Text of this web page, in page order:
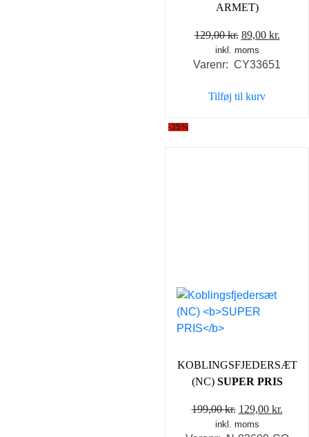
ARMET)
129,00kr. Den
oprindelige
pris
129,00 kr..
89,00 kr.
pris
inkl. moms
Varenr: CY33651
Tilføj til kurv
-35%
KOBLINGSFJEDERSÆT
(NC) SUPER PRIS
199,00kr. Den
oprindelige
129,00 kr.
inkl. moms